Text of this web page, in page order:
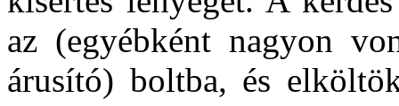
az (egyébként nagyon
árusító) boltba, és